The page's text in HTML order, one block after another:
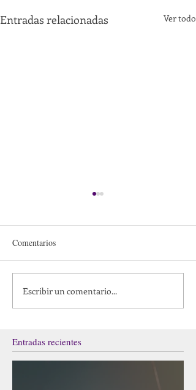
Entradas relacionadas Ver todo
Registro de investigación en
danza (palabras sueltas)
Comentarios
Escribir un comentario...
Entradas recientes